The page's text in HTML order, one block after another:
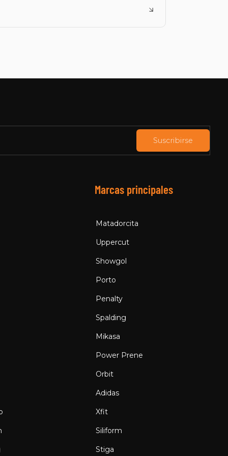
Suscribirse
Marcas principales
Matadorcita
Uppercut
Showgol
Porto
Penalty
Spalding
Mikasa
Power Prene
Orbit
Adidas
Xfit
Siliform
Stiga